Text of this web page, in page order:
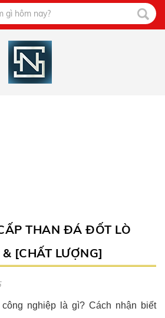
THAN ĐÁ ĐỐT LÒ
[CHẤT LƯỢNG]
công nghiệp là gì? Cách nhận biết